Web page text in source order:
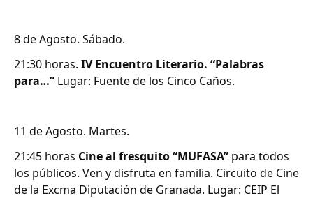
8 de Agosto. Sábado.
21:30 horas. IV Encuentro Literario. “Palabras
para…” Lugar: Fuente de los Cinco Caños.
11 de Agosto. Martes.
21:45 horas Cine al fresquito “MUFASA” para todos
los públicos. Ven y disfruta en familia. Circuito de Cine
de la Excma Diputación de Granada. Lugar: CEIP El